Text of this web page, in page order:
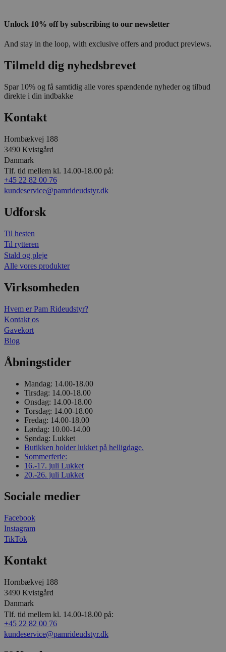
Unlock 10% off by subscribing to our newsletter
And stay in the loop, with exclusive offers and product previews.
Tilmeld dig nyhedsbrevet
Spar 10% og få samtidig alle vores spændende nyheder og tilbud
direkte i din indbakke
Kontakt
Hornbækvej 188
3490 Kvistgård
Danmark
Tlf. tid mellem kl. 14.00-18.00 på:
+45 22 82 00 76
kundeservice@pamrideudstyr.dk
Udforsk
Til hesten
Til rytteren
Stald og pleje
Alle vores produkter
Virksomheden
Hvem er Pam Rideudstyr?
Kontakt os
Gavekort
Blog
Åbningstider
Mandag: 14.00-18.00
Tirsdag: 14.00-18.00
Onsdag: 14.00-18.00
Torsdag: 14.00-18.00
Fredag: 14.00-18.00
Lørdag: 10.00-14.00
Søndag: Lukket
Butikken holder lukket på helligdage.
Sommerferie:
16.-17. juli Lukket
20.-26. juli Lukket
Sociale medier
Facebook
Instagram
TikTok
Kontakt
Hornbækvej 188
3490 Kvistgård
Danmark
Tlf. tid mellem kl. 14.00-18.00 på:
+45 22 82 00 76
kundeservice@pamrideudstyr.dk